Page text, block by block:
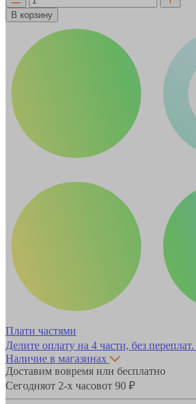
В корзину
Плати частями
Делите оплату на 4 части, без переплат.
Наличие в магазинах
Доставим вовремя или бесплатно
Сегодняот 2-х часовот 90 ₽